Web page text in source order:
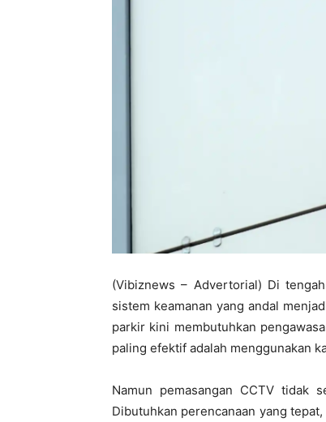
(Vibiznews – Advertorial) Di
sistem keamanan yang andal
parkir kini membutuhkan
paling efektif adalah menggunakan
Namun pemasangan CCTV tidak
Dibutuhkan perencanaan yang